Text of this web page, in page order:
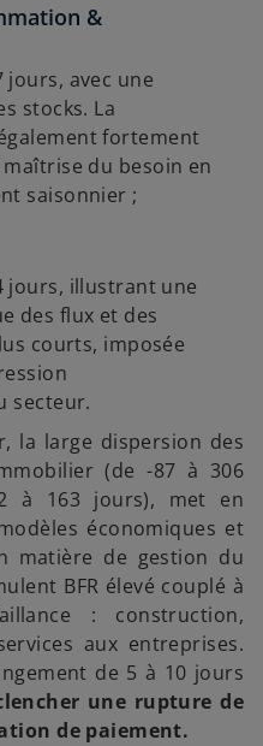
&
jours, avec une
stocks. La
fortement
du besoin en
saisonnier ;
jours, illustrant une
des flux et des
courts, imposée
secteur.
la large dispersion des
(de -87 à 306
à 163 jours), met en
économiques et
matière de gestion du
BFR élevé couplé à
: construction,
aux entreprises.
de 5 à 10 jours
une rupture de
de paiement.